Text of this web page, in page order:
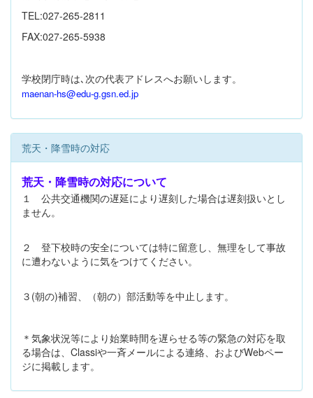
TEL:027-265-2811
FAX:027-265-5938
学校閉庁時は､次の代表アドレスへお願いします。
maenan-hs@edu-g.gsn.ed.jp
荒天・降雪時の対応
荒天・降雪時の対応について
１ 公共交通機関の遅延により遅刻した場合は遅刻扱いとし
ません。
２ 登下校時の安全については特に留意し、無理をして事故
に遭わないように気をつけてください。
３(朝の)補習、（朝の）部活動等を中止します。
＊気象状況等により始業時間を遅らせる等の緊急の対応を取
る場合は、Classiや一斉メールによる連絡、およびWebペー
ジに掲載します。